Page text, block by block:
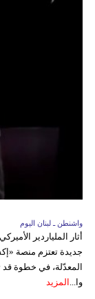
واشنطن ـ لبنان اليوم
أثار الملياردير
جديدة تعتزم منصة
المعدّلة، في خطوة قد
وا...
المزيد